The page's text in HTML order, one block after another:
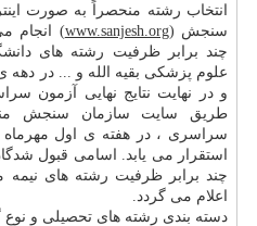
انتخاب رشته منحصراً به صورت
سنجش (www.sanjesh.org) انجام
چند برابر ظرفیت رشته های
علوم پزشکی بقیه الله و ... در دهه
و در نهایت نتایج نهایی آزمون
طریق سایت سازمان سنجش
سراسری ، در هفته ی اول
استقرار می یابد. اسامی قبول
چند برابر ظرفیت رشته های نیمه
اعلام می گردد.
دسته بندی رشته های تحصیلی و